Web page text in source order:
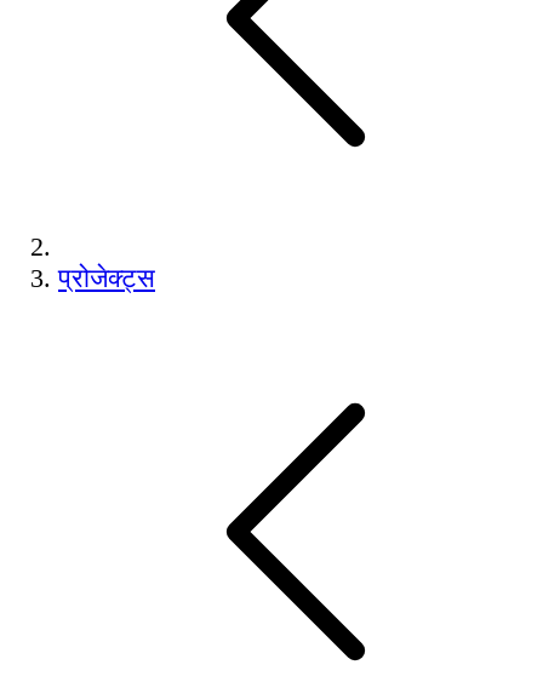
प्रोजेक्ट्स